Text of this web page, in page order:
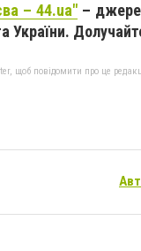
– 44.ua"–
України.
щоб повідомити про це